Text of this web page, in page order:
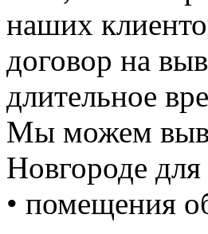
наших
договор на
длительное
Мы можем
Новгороде
• помещения